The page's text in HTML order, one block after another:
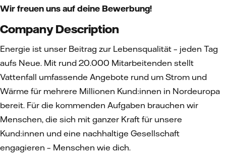
Wir freuen uns auf deine Bewerbung!
Company Description
Energie ist unser Beitrag zur Lebensqualität – jeden Tag
aufs Neue. Mit rund 20.000 Mitarbeitenden stellt
Vattenfall umfassende Angebote rund um Strom und
Wärme für mehrere Millionen Kund:innen in Nordeuropa
bereit. Für die kommenden Aufgaben brauchen wir
Menschen, die sich mit ganzer Kraft für unsere
Kund:innen und eine nachhaltige Gesellschaft
engagieren – Menschen wie dich.